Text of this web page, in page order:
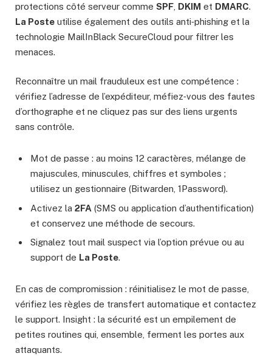
protections côté serveur comme SPF DKIM et DMARC.
La Poste utilise également des outils anti‑phishing et la
technologie MailInBlack SecureCloud pour filtrer les
menaces.
Reconnaître un mail frauduleux est une compétence :
vérifiez l’adresse de l’expéditeur, méfiez‑vous des fautes
d’orthographe et ne cliquez pas sur des liens urgents
sans contrôle.
Mot de passe : au moins 12 caractères, mélange de
majuscules, minuscules, chiffres et symboles ;
utilisez un gestionnaire (Bitwarden, 1Password).
Activez la 2FA (SMS ou application d’authentification)
et conservez une méthode de secours.
Signalez tout mail suspect via l’option prévue ou au
support de La Poste.
En cas de compromission : réinitialisez le mot de passe,
vérifiez les règles de transfert automatique et contactez
le support. Insight : la sécurité est un empilement de
petites routines qui, ensemble, ferment les portes aux
attaquants.